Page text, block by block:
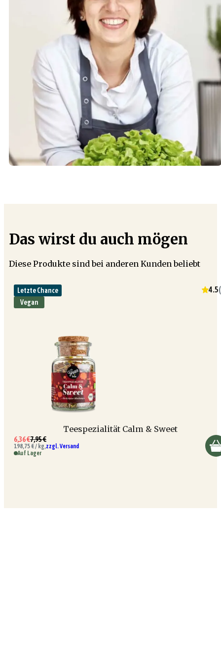
Das wirst du auch mögen
Diese Produkte sind bei anderen Kunden beliebt
Letzte Chance
Vegan
4.5(
Teespezialität Calm & Sweet
6,36 €7,95 €
198,75 € / kg,zzgl. Versand
Auf Lager